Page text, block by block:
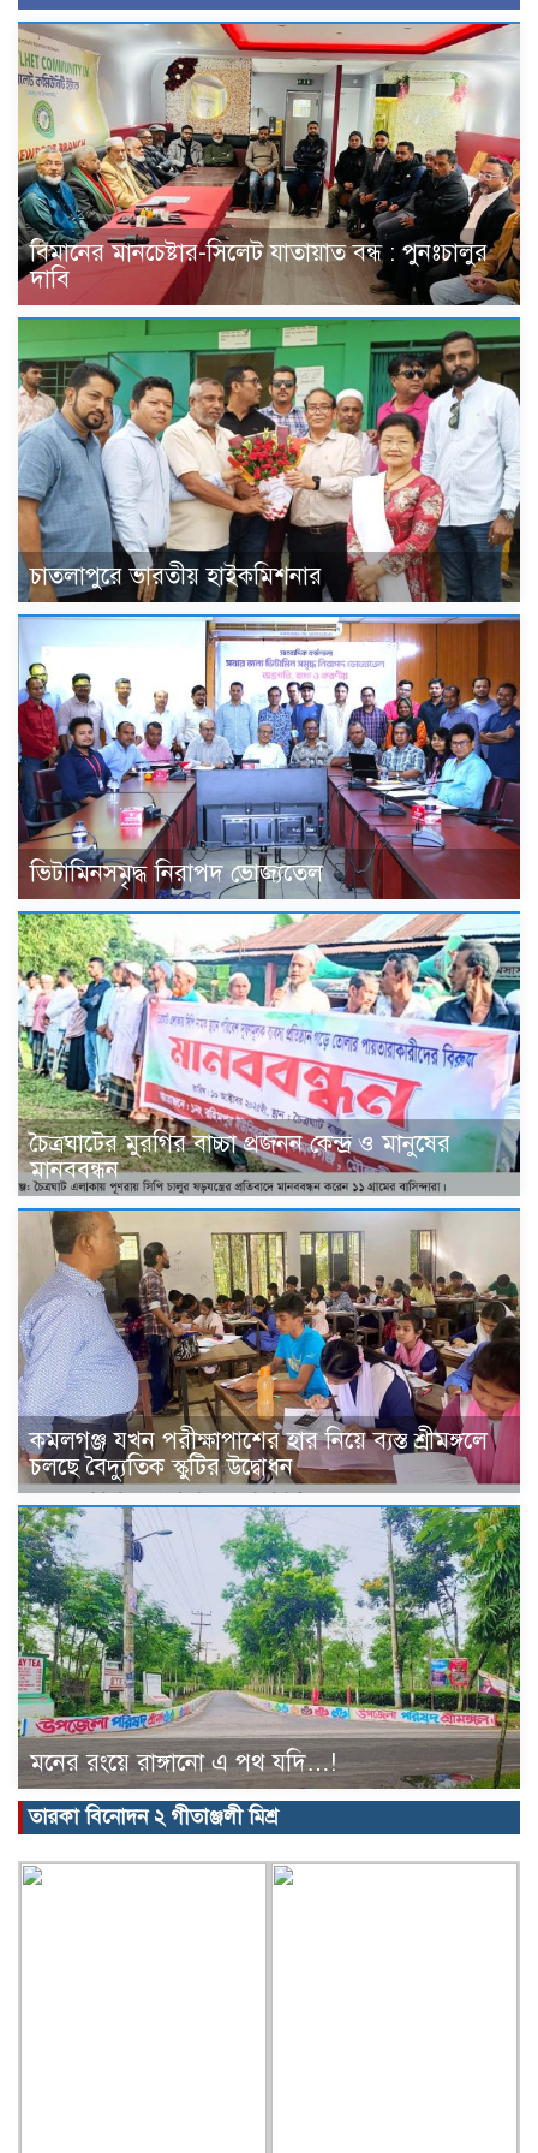
বিমানের মানচেষ্টার-সিলেট যাতায়াত বন্ধ : পুনঃচালুর
দাবি
চাতলাপুরে ভারতীয় হাইকমিশনার
ভিটামিনসমৃদ্ধ নিরাপদ ভোজ্যতেল
চৈত্রঘাটের মুরগির বাচ্চা প্রজনন কেন্দ্র ও মানুষের
মানববন্ধন
কমলগঞ্জ যখন পরীক্ষাপাশের হার নিয়ে ব্যস্ত শ্রীমঙ্গলে
চলছে বৈদ্যুতিক স্কুটির উদ্বোধন
মনের রংয়ে রাঙ্গানো এ পথ যদি…!
তারকা বিনোদন ২ গীতাঞ্জলী মিশ্র